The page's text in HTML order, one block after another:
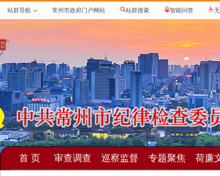
站群导航 常州市政府门户网站 站群搜索 智能问答
首 页 审查调查 巡察监督 专题聚焦 荷廉